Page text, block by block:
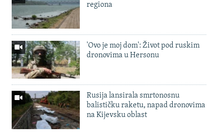
regiona
'Ovo je moj dom': Život pod ruskim
dronovima u Hersonu
Rusija lansirala smrtonosnu
balističku raketu, napad dronovima
na Kijevsku oblast